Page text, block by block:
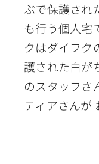
ぶで保護され
も行う個人宅
クはダイフク
護された白が
のスタッフさ
ティアさんが